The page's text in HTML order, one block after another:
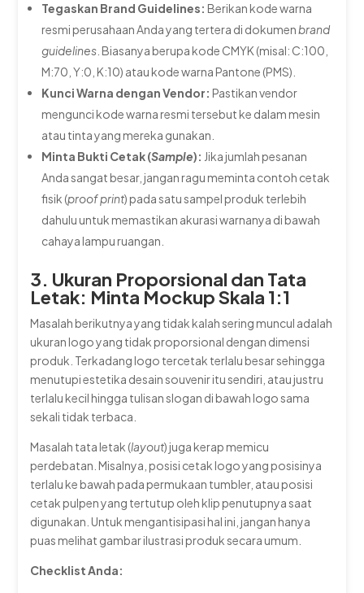
Tegaskan Brand Guidelines: Berikan kode warna
resmi perusahaan Anda yang tertera di dokumenbrand
guidelines . Biasanya berupa kode CMYK (misal: C:100,
M:70, Y:0, K:10) atau kode warna Pantone (PMS).
Kunci Warna dengan Vendor: Pastikan vendor
mengunci kode warna resmi tersebut ke dalam mesin
atau tinta yang mereka gunakan.
Minta Bukti Cetak (Sample): Jika jumlah pesanan
Anda sangat besar, jangan ragu meminta contoh cetak
fisik (proof print) pada satu sampel produk terlebih
dahulu untuk memastikan akurasi warnanya di bawah
cahaya lampu ruangan.
3. Ukuran Proporsional dan Tata
Letak: Minta Mockup Skala 1:1
Masalah berikutnya yang tidak kalah sering muncul adalah
ukuran logo yang tidak proporsional dengan dimensi
produk. Terkadang logo tercetak terlalu besar sehingga
menutupi estetika desain souvenir itu sendiri, atau justru
terlalu kecil hingga tulisan slogan di bawah logo sama
sekali tidak terbaca.
Masalah tata letak (layout) juga kerap memicu
perdebatan. Misalnya, posisi cetak logo yang posisinya
terlalu ke bawah pada permukaan tumbler, atau posisi
cetak pulpen yang tertutup oleh klip penutupnya saat
digunakan. Untuk mengantisipasi hal ini, jangan hanya
puas melihat gambar ilustrasi produk secara umum.
Checklist Anda: